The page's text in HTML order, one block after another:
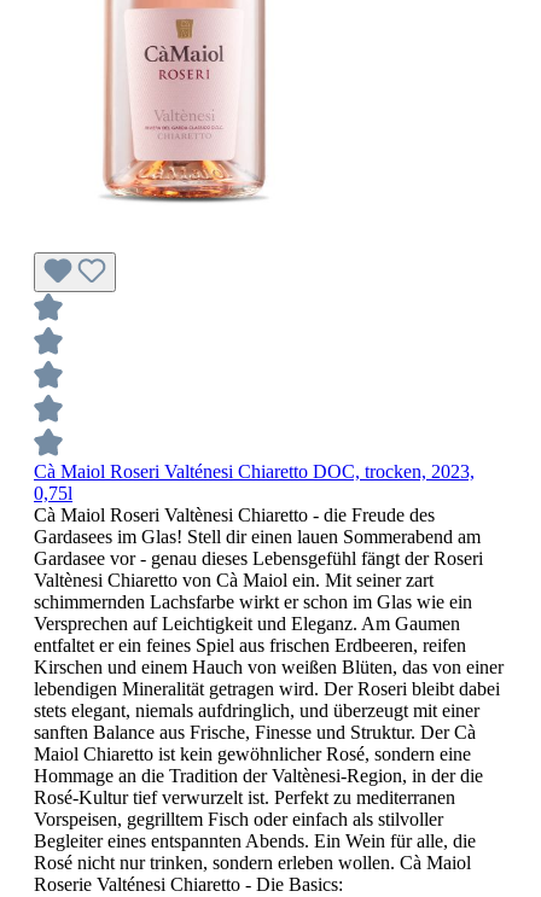
Cà Maiol Roseri Valténesi Chiaretto DOC, trocken, 2023,
0,75l
Cà Maiol Roseri Valtènesi Chiaretto - die Freude des
Gardasees im Glas! Stell dir einen lauen Sommerabend am
Gardasee vor - genau dieses Lebensgefühl fängt der Roseri
Valtènesi Chiaretto von Cà Maiol ein. Mit seiner zart
schimmernden Lachsfarbe wirkt er schon im Glas wie ein
Versprechen auf Leichtigkeit und Eleganz. Am Gaumen
entfaltet er ein feines Spiel aus frischen Erdbeeren, reifen
Kirschen und einem Hauch von weißen Blüten, das von einer
lebendigen Mineralität getragen wird. Der Roseri bleibt dabei
stets elegant, niemals aufdringlich, und überzeugt mit einer
sanften Balance aus Frische, Finesse und Struktur. Der Cà
Maiol Chiaretto ist kein gewöhnlicher Rosé, sondern eine
Hommage an die Tradition der Valtènesi-Region, in der die
Rosé-Kultur tief verwurzelt ist. Perfekt zu mediterranen
Vorspeisen, gegrilltem Fisch oder einfach als stilvoller
Begleiter eines entspannten Abends. Ein Wein für alle, die
Rosé nicht nur trinken, sondern erleben wollen. Cà Maiol
Roserie Valténesi Chiaretto - Die Basics: